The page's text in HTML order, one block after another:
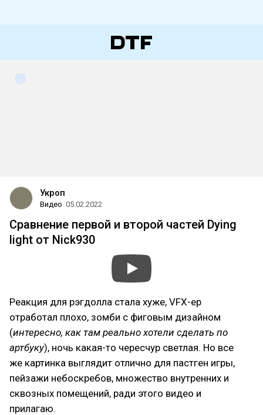
Укроп
Видео 05.02.2022
Сравнение первой и второй частей Dying
light от Nick930
Реакция для рэгдолла стала хуже, VFX-ер
отработал плохо, зомби с фиговым дизайном
(интересно, как там реально хотели сделать по
артбуку), ночь какая-то чересчур светлая. Но все
же картинка выглядит отлично для пастген игры,
пейзажи небоскребов, множество внутренних и
сквозных помещений, ради этого видео и
прилагаю.